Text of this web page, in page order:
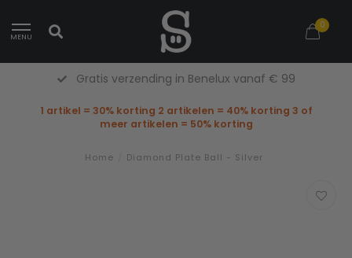
MENU
0
Gratis verzending in Benelux vanaf € 99
1 artikel = 30% korting 2 artikelen = 40% korting 3 of
meer artikelen = 50% korting
Home Diamond Plate Ball - Silver